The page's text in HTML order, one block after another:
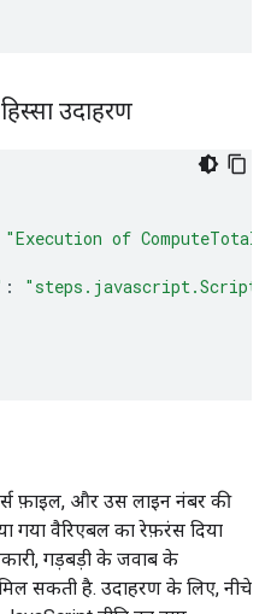
उदाहरण
"Execution of
:
फ़ाइल, और उस लाइन नंबर की
गया वैरिएबल का रेफ़रंस दिया
गड़बड़ी के जवाब के
सकती है. उदाहरण के लिए, नीचे